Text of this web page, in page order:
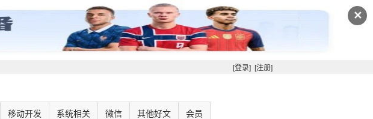
✕
[登录] [注册]
移动开发 系统相关 微信 其他好文 会员